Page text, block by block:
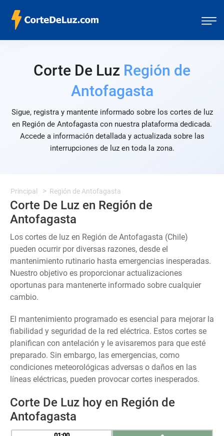
Corte De Luz Región de
Antofagasta
Sigue, registra y mantente informado sobre los cortes de luz
en Región de Antofagasta con nuestra plataforma dedicada.
Accede a información detallada y actualizada sobre las
interrupciones de luz en toda la zona.
Principal Región de Antofagasta
Corte De Luz en Región de
Antofagasta
Los cortes de luz en Región de Antofagasta (Chile)
pueden ocurrir por diversas razones, desde el
mantenimiento rutinario hasta emergencias inesperadas.
Nuestro objetivo es proporcionar actualizaciones
oportunas para mantenerte informado sobre cualquier
cambio.
El mantenimiento programado es esencial para mejorar la
fiabilidad y seguridad de la red eléctrica. Estos cortes se
planifican con antelación y le avisaremos para que esté
preparado. Sin embargo, las emergencias, como
condiciones meteorológicas adversas o daños en las
líneas eléctricas, pueden provocar cortes inesperados.
Corte De Luz hoy en Región de
Antofagasta